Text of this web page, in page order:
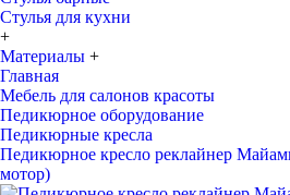
Стулья для кухни
+
Материалы +
Главная
Мебель для салонов красоты
Педикюрное оборудование
Педикюрные кресла
Педикюрное кресло реклайнер
мотор)